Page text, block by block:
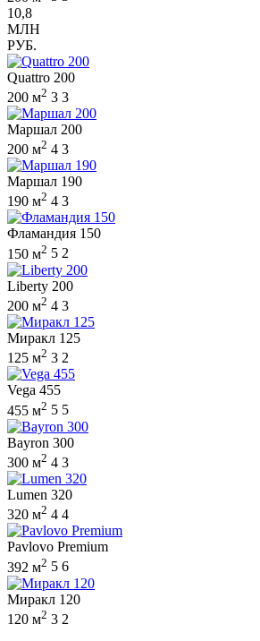
10,8
МЛН
РУБ.
Quattro 200
200 м2 3 3
Маршал 200
200 м2 4 3
Маршал 190
190 м2 4 3
Фламандия 150
150 м2 5 2
Liberty 200
200 м2 4 3
Миракл 125
125 м2 3 2
Vega 455
455 м2 5 5
Bayron 300
300 м2 4 3
Lumen 320
320 м2 4 4
Pavlovo Premium
392 м2 5 6
Миракл 120
120 м2 3 2